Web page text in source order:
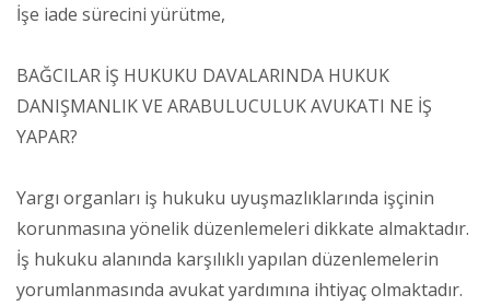
İşe iade sürecini yürütme,
BAĞCILAR İŞ HUKUKU DAVALARINDA HUKUK
DANIŞMANLIK VE ARABULUCULUK AVUKATI NE İŞ
YAPAR?
Yargı organları iş hukuku uyuşmazlıklarında işçinin
korunmasına yönelik düzenlemeleri dikkate almaktadır.
İş hukuku alanında karşılıklı yapılan düzenlemelerin
yorumlanmasında avukat yardımına ihtiyaç olmaktadır.